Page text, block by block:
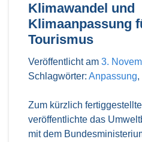
Klimawandel und
Klimaanpassung
Tourismus
Veröffentlicht am 3.
Schlagwörter: Anpassung,
Zum kürzlich
veröffentlichte das
mit dem